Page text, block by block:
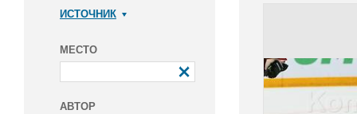
ИСТОЧНИК
МЕСТО
АВТОР